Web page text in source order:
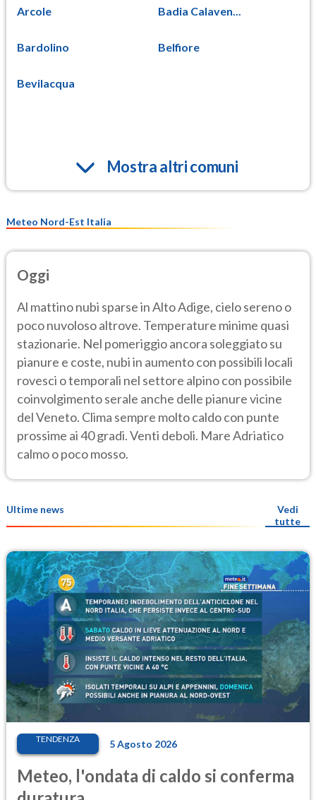
Arcole Badia Calaven...
Bardolino Belfiore
Bevilacqua
Mostra altri comuni
Meteo Nord-Est Italia
Oggi
Al mattino nubi sparse in Alto Adige, cielo sereno o
poco nuvoloso altrove. Temperature minime quasi
stazionarie. Nel pomeriggio ancora soleggiato su
pianure e coste, nubi in aumento con possibili locali
rovesci o temporali nel settore alpino con possibile
coinvolgimento serale anche delle pianure vicine
del Veneto. Clima sempre molto caldo con punte
prossime ai 40 gradi. Venti deboli. Mare Adriatico
calmo o poco mosso.
Ultime news
Vedi
tutte
TENDENZA 5 Agosto 2026
Meteo, l'ondata di caldo si conferma